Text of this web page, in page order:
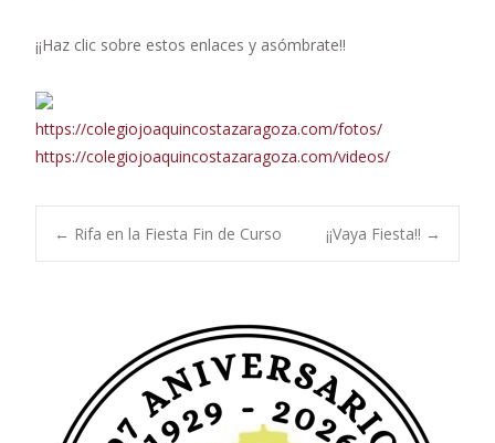
¡¡Haz clic sobre estos enlaces y asómbrate!!
https://colegiojoaquincostazaragoza.com/fotos/
https://colegiojoaquincostazaragoza.com/videos/
Navegación
entradas
← Rifa en la Fiesta Fin de Curso ¡¡Vaya Fiesta!! →